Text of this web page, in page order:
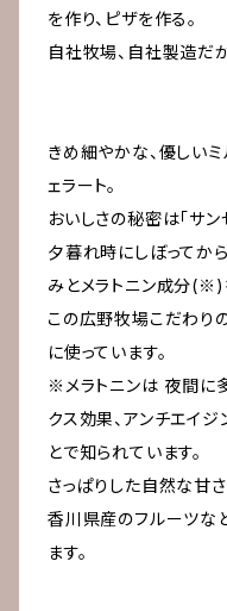
を作り、ピザを作る。
自社牧場、自社製造だ
きめ細やかな、優しい
ェラート。
おいしさの秘密は「サン
夕暮れ時にしぼってか
みとメラトニン成分(※)
この広野牧場こだわり
に使っています。
※メラトニンは 夜間に
クス効果、アンチエイ
とで知られています。
さっぱりした自然な甘
香川県産のフルーツな
ます。